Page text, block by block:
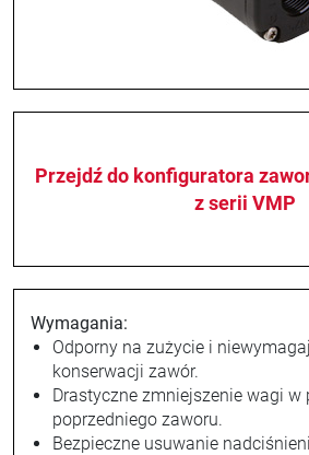
Przejdź do konfiguratora
z serii VMP
Wymagania:
Odporny na zużycie i
konserwacji zawór.
Drastyczne zmniejszenie wagi w
poprzedniego zaworu.
Bezpieczne usuwanie